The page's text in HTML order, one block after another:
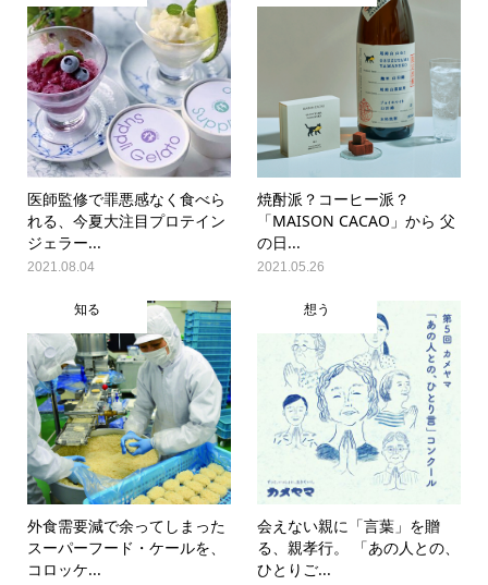
医師監修で罪悪感なく食べら
れる、今夏大注目プロテイン
ジェラー...
2021.08.04
焼酎派？コーヒー派？
「MAISON CACAO」から 父
の日...
2021.05.26
知る
外食需要減で余ってしまった
スーパーフード・ケールを、
コロッケ...
想う
会えない親に「言葉」を贈
る、親孝行。 「あの人との、
ひとりご...